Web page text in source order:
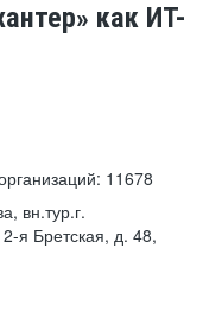
как ИТ-
11678
вн.тур.г.
я Бретская, д. 48,